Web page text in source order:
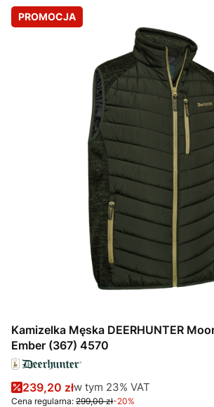
PROMOCJA
Kamizelka Męska DEERHUNTER
Ember (367) 4570
Cena promocyjna brutto
239,20 złw tym %s VAT
w tym 23% VAT
Cena regularna: 299,00 zł-20%